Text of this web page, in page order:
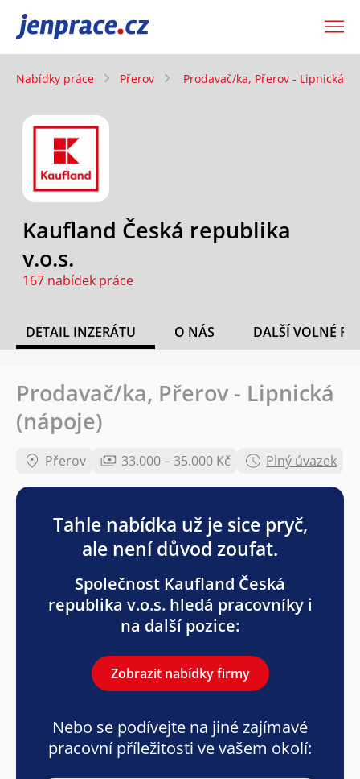
JenPráce.cz
Nabídky práce Přerov Prodavač/ka, Přerov - Lipnická
Kaufland Česká republika
v.o.s.
167 nabídek práce
DETAIL INZERÁTU O NÁS DALŠÍ VOLNÉ
Prodavač/ka, Přerov - Lipnická
(nápoje)
Přerov 33.000 – 35.000 Kč Plný úvazek
Tahle nabídka už je sice pryč,
ale není důvod zoufat.
Společnost Kaufland Česká
republika v.o.s. hledá pracovníky i
na další pozice:
Zobrazit nabídky firmy
Nebo se podívejte na jiné zajímavé
pracovní příležitosti ve vašem okolí: